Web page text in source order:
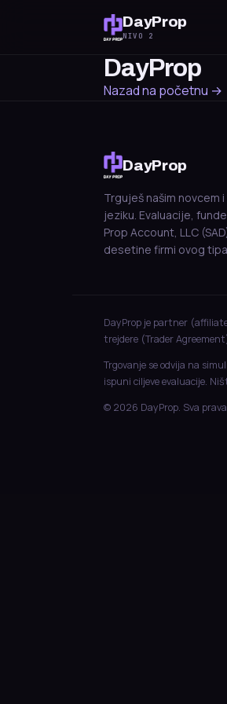
DayProp
NIVO 2
DayProp
Nazad na početnu →
DayProp
Trguješ našim novcem
jeziku. Evaluacije,
Prop Account, LLC
desetine firmi ovog
DayProp je partner
trejdere (Trader
Trgovanje se odvija na
ispuni ciljeve evaluacije.
© 2026 DayProp. Sva